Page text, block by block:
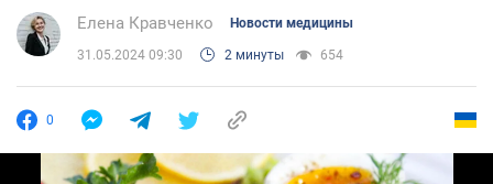
Елена Кравченко Новости медицины
31.05.2024 09:30 2 минуты 654
0